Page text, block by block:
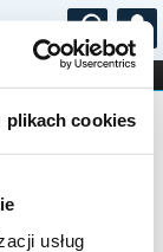
plikach cookies
usług
...
UP